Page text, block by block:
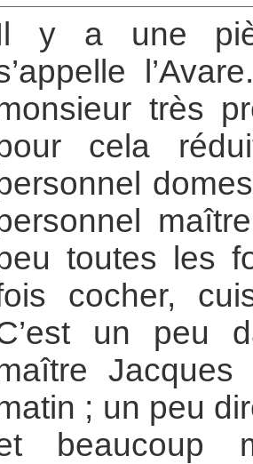
y a une
très
cela
toutes les
cocher,
un peu
; un peu
beaucoup